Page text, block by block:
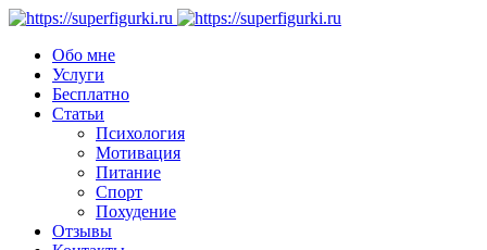
Обо мне
Услуги
Бесплатно
Статьи
Психология
Мотивация
Питание
Спорт
Похудение
Отзывы